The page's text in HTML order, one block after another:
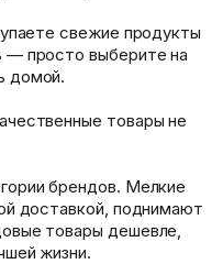
свежие продукты
— просто выберите на
домой.
товары не
брендов. Мелкие
доставкой, поднимают
товары дешевле,
жизни.